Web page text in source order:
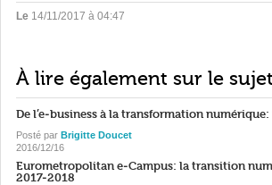
Le 14/11/2017 à 04:47
À lire également sur le sujet
De l’e-business à la transformation
Posté par Brigitte Doucet
2016/12/16
Eurometropolitan e-Campus: la transition
2017-2018